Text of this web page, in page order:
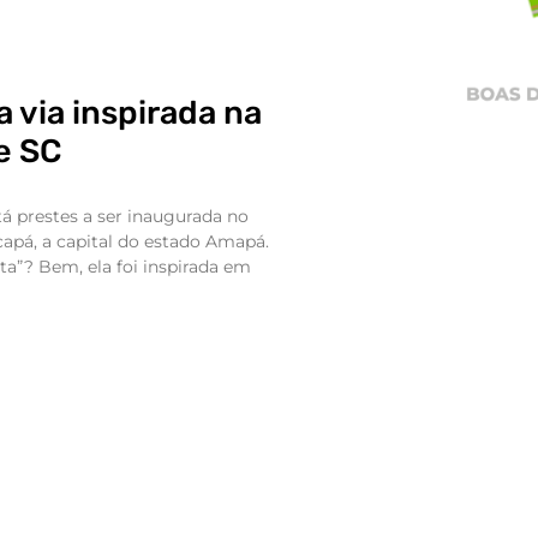
via inspirada na
SC
prestes a ser inaugurada no
a capital do estado Amapá.
Bem, ela foi inspirada em